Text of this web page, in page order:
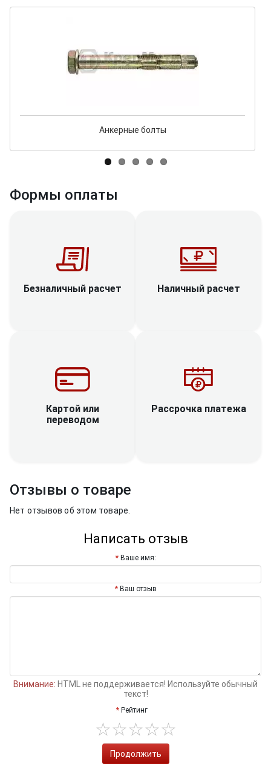
Анкерные болты
Формы оплаты
Безналичный расчет Наличный расчет
Картой или
переводом
Рассрочка платежа
Отзывы о товаре
Нет отзывов об этом товаре.
Написать отзыв
Ваше имя:
Ваш отзыв
Внимание: HTML не поддерживается! Используйте обычный
текст!
Рейтинг
Продолжить